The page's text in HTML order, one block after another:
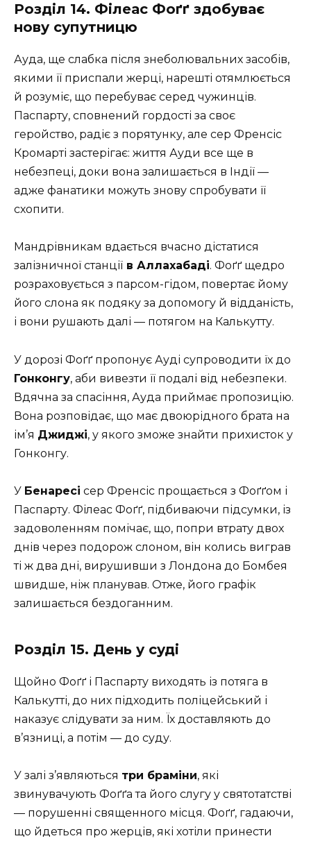
Розділ 14. Філеас Фоґґ здобуває
нову супутницю
Ауда, ще слабка після знеболювальних засобів,
якими її приспали жерці, нарешті отямлюється
й розуміє, що перебуває серед чужинців.
Паспарту, сповнений гордості за своє
геройство, радіє з порятунку, але сер Френсіс
Кромарті застерігає: життя Ауди все ще в
небезпеці, доки вона залишається в Індії —
адже фанатики можуть знову спробувати її
схопити.
Мандрівникам вдається вчасно дістатися
залізничної станції в Аллахабаді. Фоґґ щедро
розраховується з парсом-гідом, повертає йому
його слона як подяку за допомогу й відданість,
і вони рушають далі — потягом на Калькутту.
У дорозі Фоґґ пропонує Ауді супроводити їх до
Гонконгу, аби вивезти її подалі від небезпеки.
Вдячна за спасіння, Ауда приймає пропозицію.
Вона розповідає, що має двоюрідного брата на
ім’я Джиджі, у якого зможе знайти прихисток у
Гонконгу.
У Бенаресі сер Френсіс прощається з Фоґґом і
Паспарту. Філеас Фоґґ, підбиваючи підсумки, із
задоволенням помічає, що, попри втрату двох
днів через подорож слоном, він колись виграв
ті ж два дні, вирушивши з Лондона до Бомбея
швидше, ніж планував. Отже, його графік
залишається бездоганним.
Розділ 15. День у суді
Щойно Фоґґ і Паспарту виходять із потяга в
Калькутті, до них підходить поліцейський і
наказує слідувати за ним. Їх доставляють до
в’язниці, а потім — до суду.
У залі з’являються три браміни, які
звинувачують Фоґґа та його слугу у святотатстві
— порушенні священного місця. Фоґґ, гадаючи,
що йдеться про жерців, які хотіли принести